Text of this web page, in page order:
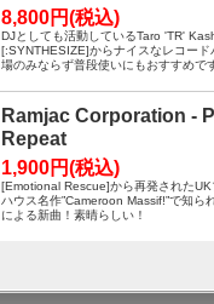
8,800円(税込)
DJとしても活動しているTaro 'TR'
[:SYNTHESIZE]からナイスなレコード
場のみならず普段使いにもおすすめで
Ramjac Corporation -
Repeat
1,900円(税込)
[Emotional Rescue]から再発されたUK
ハウス名作”Cameroon Massif!”で知ら
による新曲！素晴らしい！